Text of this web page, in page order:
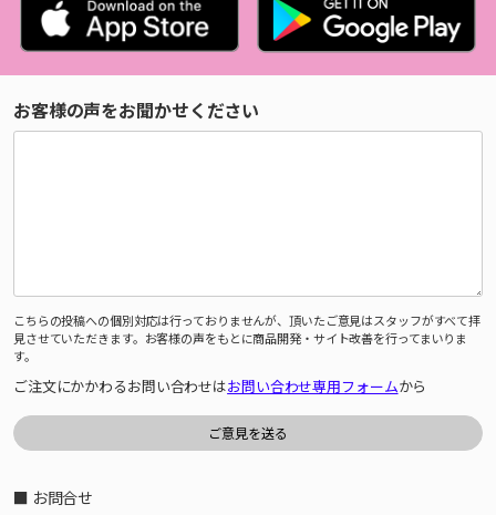
お客様の声をお聞かせください
こちらの投稿への個別対応は行っておりませんが、頂いたご意見はスタッフがすべて拝
見させていただきます。お客様の声をもとに商品開発・サイト改善を行ってまいりま
す。
ご注文にかかわるお問い合わせはお問い合わせ専用フォームから
■ お問合せ